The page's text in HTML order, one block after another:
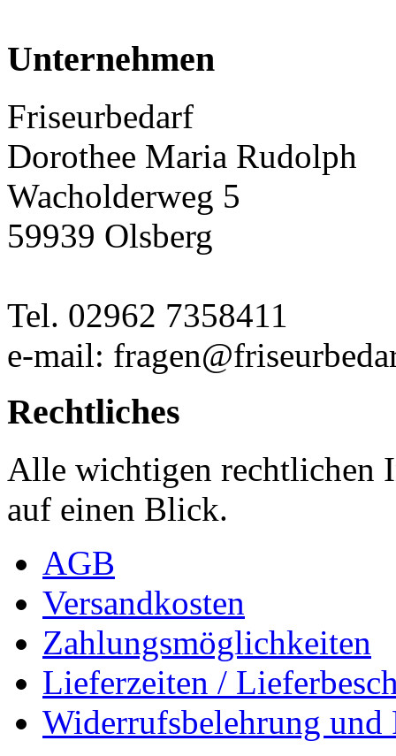
Unternehmen
Friseurbedarf
Dorothee Maria Rudolph
Wacholderweg 5
59939 Olsberg
Tel. 02962 7358411
e-mail:
Rechtliches
Alle wichtigen rechtlichen
auf einen Blick.
AGB
Versandkosten
Zahlungsmöglichkeiten
Lieferzeiten /
Widerrufsbelehrung und